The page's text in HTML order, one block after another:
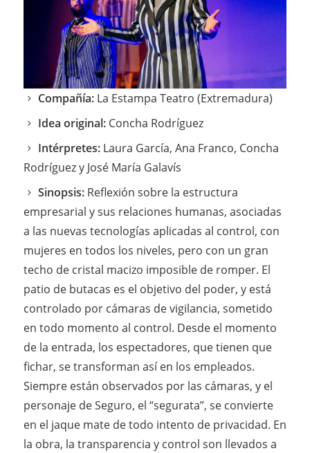
Compañía: La Estampa Teatro (Extremadura)
Idea original: Concha Rodríguez
Intérpretes: Laura García, Ana Franco, Concha
Rodríguez y José María Galavís
Sinopsis: Reflexión sobre la estructura
empresarial y sus relaciones humanas, asociadas
a las nuevas tecnologías aplicadas al control, con
mujeres en todos los niveles, pero con un gran
techo de cristal macizo imposible de romper. El
patio de butacas es el objetivo del poder, y está
controlado por cámaras de vigilancia, sometido
en todo momento al control. Desde el momento
de la entrada, los espectadores, que tienen que
fichar, se transforman así en los empleados.
Siempre están observados por las cámaras, y el
personaje de Seguro, el “segurata”, se convierte
en el jaque mate de todo intento de privacidad. En
la obra, la transparencia y control son llevados a